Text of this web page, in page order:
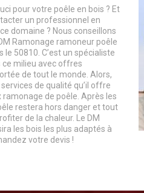
pour votre poêle en bois ? Et
un professionnel en
domaine ? Nous conseillons
Ramonage ramoneur poêle
le 50810. C’est un spécialiste
milieu avec offres
de tout le monde. Alors,
de qualité qu’il offre
ramonage de poêle. Après les
restera hors danger et tout
de la chaleur. Le DM
les bois les plus adaptés à
votre devis !